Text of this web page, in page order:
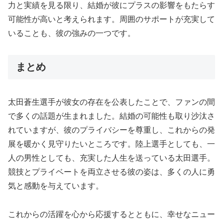
力と実績を見る限り、結婚が彼にプラスの影響をもたらす
可能性が高いと考えられます。周囲のサポートが充実して
いることも、彼の強みの一つです。
まとめ
太田蒼生選手が彼女の存在を公表したことで、ファンの間
で多くの話題が生まれました。結婚の可能性も取り沙汰さ
れていますが、彼のプライバシーを尊重し、これからの発
展を暖かく見守りたいところです。陸上選手としても、一
人の男性としても、充実した人生を送っている太田選手。
競技とプライベートを両立させる彼の姿は、多くの人に勇
気と感動を与えています。
これからの活躍を心から応援するとともに、幸せなニュー